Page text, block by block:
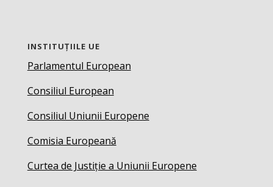
INSTITUȚIILE UE
Parlamentul European
Consiliul European
Consiliul Uniunii Europene
Comisia Europeană
Curtea de Justiție a Uniunii Europene